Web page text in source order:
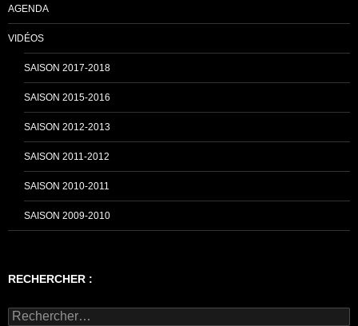
AGENDA
VIDÉOS
SAISON 2017-2018
SAISON 2015-2016
SAISON 2012-2013
SAISON 2011-2012
SAISON 2010-2011
SAISON 2009-2010
RECHERCHER :
Rechercher :